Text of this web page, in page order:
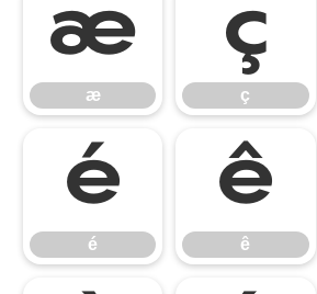
æ
æ
ç
ç
é
é
ê
ê